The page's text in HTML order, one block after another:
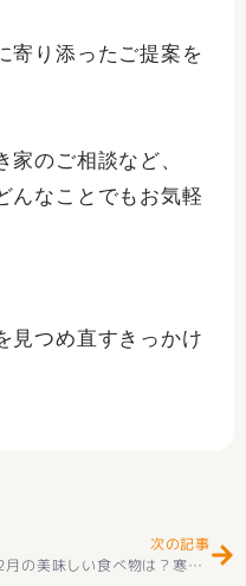
寄り添ったご提案を
のご相談など、
んなことでもお気軽
見つめ直すきっかけ
☆
次の記事
☆2月の美味しい食べ物は？寒い季節だからこそ味わいたい旬の味覚☺☆